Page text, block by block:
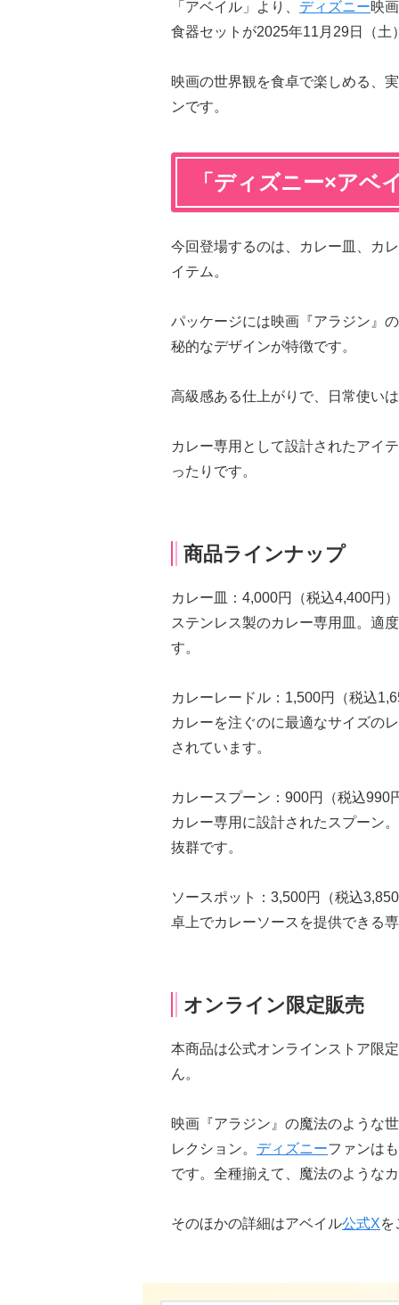
「アベイル」より、 ディズニー映
食器セットが2025年11月29日（
映画の世界観を食卓で楽しめる、
ンです。
「ディズニー×アベ
今回登場するのは、カレー皿、カ
イテム。
パッケージには映画『アラジン』
秘的なデザインが特徴です。
高級感ある仕上がりで、日常使い
カレー専用として設計されたアイ
ったりです。
商品ラインナップ
カレー皿：4,000円（税込4,400円）
ステンレス製のカレー専用皿。適
す。
カレーレードル：1,500円（税込
カレーを注ぐのに最適なサイズの
されています。
カレースプーン：900円（税込990
カレー専用に設計されたスプーン
抜群です。
ソースポット：3,500円（税込
卓上でカレーソースを提供できる
オンライン限定販売
本商品は公式オンラインストア限
ん。
映画『アラジン』の魔法のような
レクション。 ディズニーファンは
です。全種揃えて、魔法のような
そのほかの詳細はアベイル公式Xを